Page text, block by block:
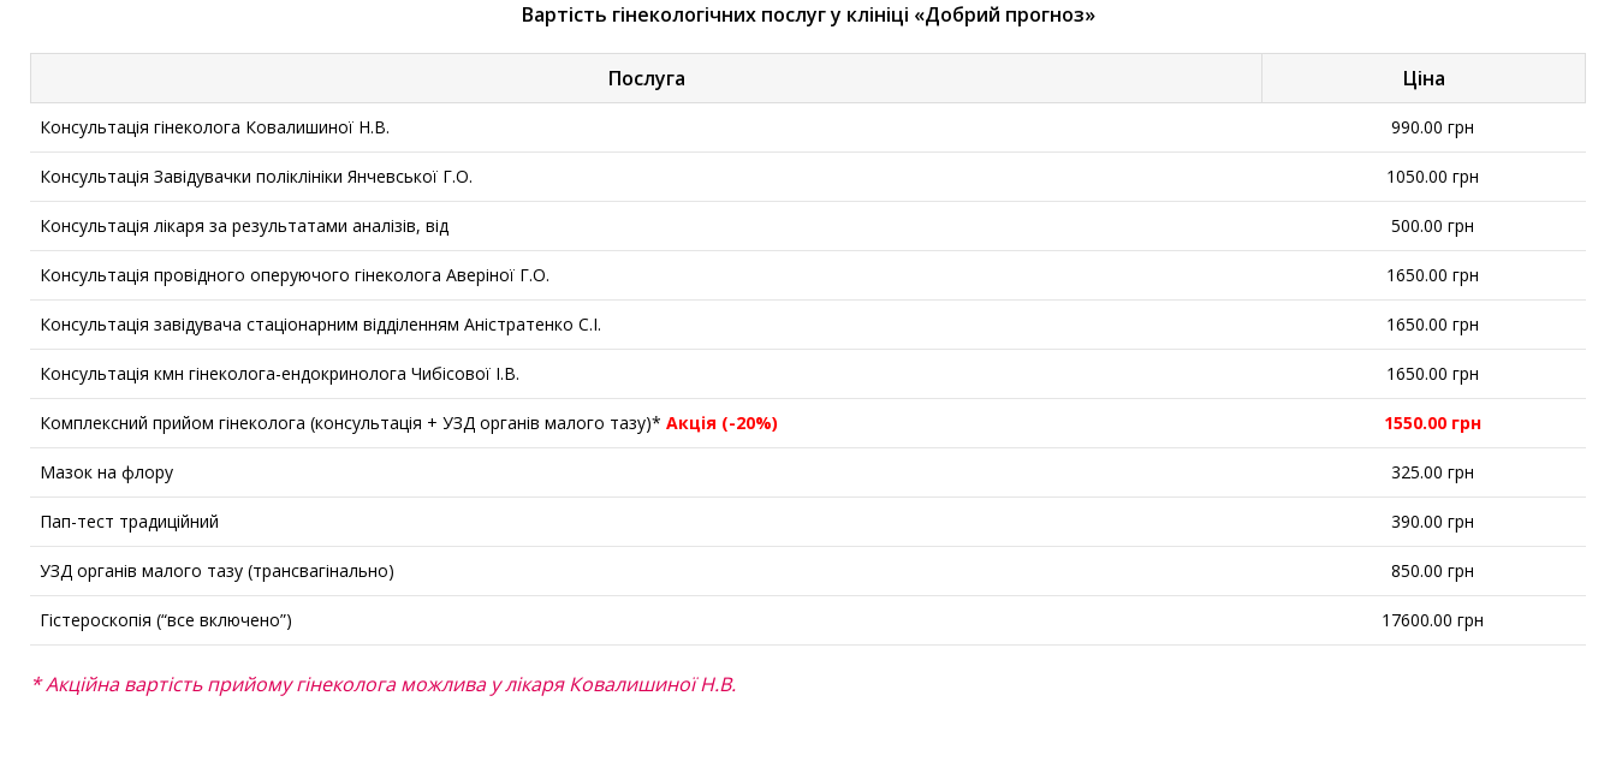
Вартість гінекологічних послуг у клініці «Добрий прогноз»
Послуга Ціна
Консультація гінеколога Ковалишиної Н.В. 990.00 грн
Консультація Завідувачки поліклініки Янчевської Г.О. 1050.00 грн
Консультація лікаря за результатами аналізів, від 500.00 грн
Консультація провідного оперуючого гінеколога Аверіної Г.О. 1650.00 грн
Консультація завідувача стаціонарним відділенням Аністратенко С.І. 1650.00 грн
Консультація кмн гінеколога-ендокринолога Чибісової І.В. 1650.00 грн
Комплексний прийом гінеколога (консультація + УЗД органів малого тазу)* Акція (-20%) 1550.00 грн
Мазок на флору 325.00 грн
Пап-тест традиційний 390.00 грн
УЗД органів малого тазу (трансвагінально) 850.00 грн
Гістероскопія (“все включено”) 17600.00 грн
* Акційна вартість прийому гінеколога можлива у лікаря Ковалишиної Н.В.